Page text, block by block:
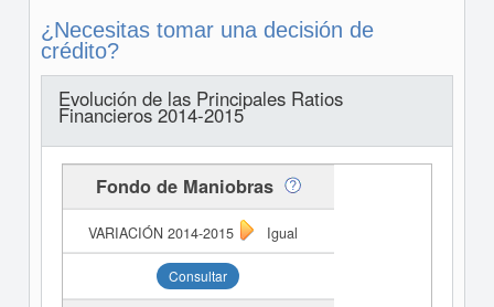
¿Necesitas tomar una decisión de
crédito?
Evolución de las Principales Ratios
Financieros 2014-2015
Fondo de Maniobras
Igual
Consultar